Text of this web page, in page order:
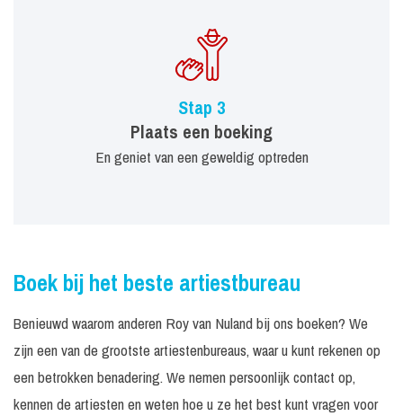
Stap 3
Plaats een boeking
En geniet van een geweldig optreden
Boek bij het beste artiestbureau
Benieuwd waarom anderen Roy van Nuland bij ons boeken? We
zijn een van de grootste artiestenbureaus, waar u kunt rekenen op
een betrokken benadering. We nemen persoonlijk contact op,
kennen de artiesten en weten hoe u ze het best kunt vragen voor